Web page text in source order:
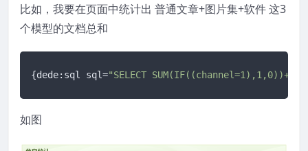
比如，我要在页面中统计出 普通文章+图片集+软件 这3
个模型的文档总和
{dede:sql sql="SELECT
如图